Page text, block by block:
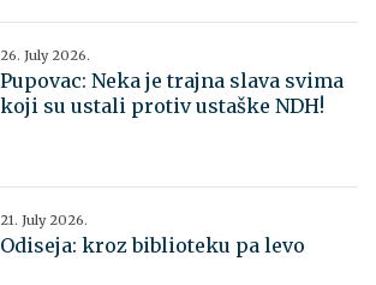
26. July 2026.
Pupovac: Neka je trajna slava svima
koji su ustali protiv ustaške NDH!
21. July 2026.
Odiseja: kroz biblioteku pa levo